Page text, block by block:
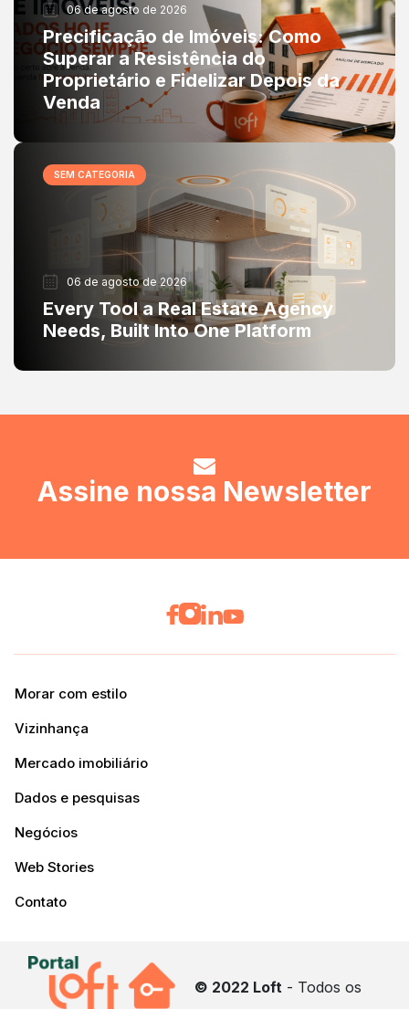
06 de agosto de 2026
Precificação de Imóveis: Como
Superar a Resistência do
Proprietário e Fidelizar Depois da
Venda
SEM CATEGORIA
06 de agosto de 2026
Every Tool a Real Estate Agency
Needs, Built Into One Platform
Assine nossa Newsletter
Morar com estilo
Vizinhança
Mercado imobiliário
Dados e pesquisas
Negócios
Web Stories
Contato
© 2022 Loft - Todos os